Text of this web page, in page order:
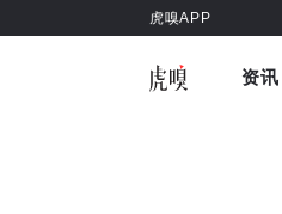
虎嗅APP
资讯